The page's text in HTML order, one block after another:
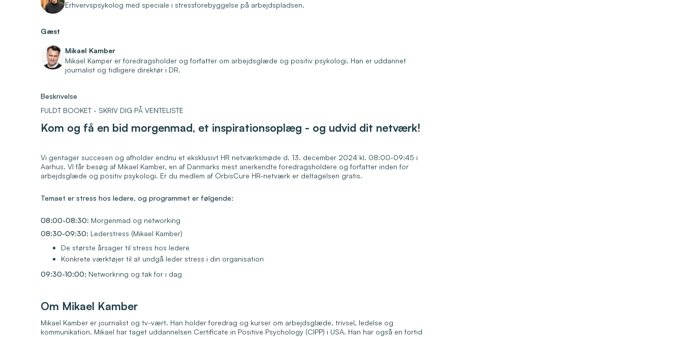
Erhvervspsykolog med speciale i stressforebyggelse på arbejdspladsen.
Gæst
Mikael Kamber
Mikael Kamper er foredragsholder og forfatter om arbejdsglæde og positiv psykologi. Han er uddannet
journalist og tidligere direktør i DR.
Beskrivelse
FULDT BOOKET - SKRIV DIG PÅ VENTELISTE
Kom og få en bid morgenmad, et inspirationsoplæg - og udvid dit netværk!
Vi gentager succesen og afholder endnu et eksklusivt HR netværksmøde d. 13. december 2024 kl. 08:00-09:45 i
Aarhus. VI får besøg af Mikael Kamber, en af Danmarks mest anerkendte foredragsholdere og forfatter inden for
arbejdsglæde og positiv psykologi. Er du medlem af OrbisCure HR-netværk er deltagelsen gratis.
Temaet er stress hos ledere, og programmet er følgende:
08:00-08:30: Morgenmad og networking
08:30-09:30: Lederstress (Mikael Kamber)
De største årsager til stress hos ledere
Konkrete værktøjer til at undgå leder stress i din organisation
09:30-10:00: Networkring og tak for i dag
Om Mikael Kamber
Mikael Kamber er journalist og tv-vært. Han holder foredrag og kurser om arbejdsglæde, trivsel, ledelse og
kommunikation. Mikael har taget uddannelsen Certificate in Positive Psychology (CIPP) i USA. Han har også en fortid